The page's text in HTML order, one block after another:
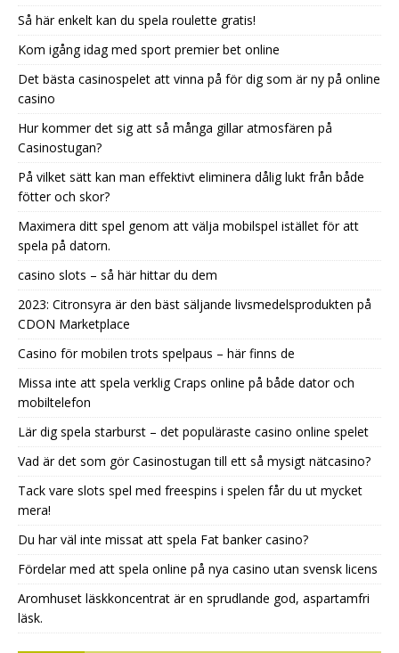
Så här enkelt kan du spela roulette gratis!
Kom igång idag med sport premier bet online
Det bästa casinospelet att vinna på för dig som är ny på online
casino
Hur kommer det sig att så många gillar atmosfären på
Casinostugan?
På vilket sätt kan man effektivt eliminera dålig lukt från både
fötter och skor?
Maximera ditt spel genom att välja mobilspel istället för att
spela på datorn.
casino slots – så här hittar du dem
2023: Citronsyra är den bäst säljande livsmedelsprodukten på
CDON Marketplace
Casino för mobilen trots spelpaus – här finns de
Missa inte att spela verklig Craps online på både dator och
mobiltelefon
Lär dig spela starburst – det populäraste casino online spelet
Vad är det som gör Casinostugan till ett så mysigt nätcasino?
Tack vare slots spel med freespins i spelen får du ut mycket
mera!
Du har väl inte missat att spela Fat banker casino?
Fördelar med att spela online på nya casino utan svensk licens
Aromhuset läskkoncentrat är en sprudlande god, aspartamfri
läsk.